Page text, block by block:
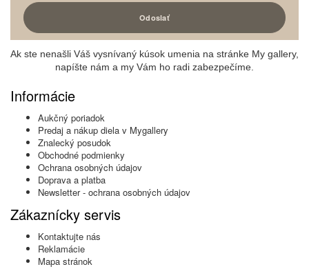
Ak ste nenašli Váš vysnívaný kúsok umenia na stránke My gallery,
napíšte nám a my Vám ho radi zabezpečíme.
Informácie
Aukčný poriadok
Predaj a nákup diela v Mygallery
Znalecký posudok
Obchodné podmienky
Ochrana osobných údajov
Doprava a platba
Newsletter - ochrana osobných údajov
Zákaznícky servis
Kontaktujte nás
Reklamácie
Mapa stránok